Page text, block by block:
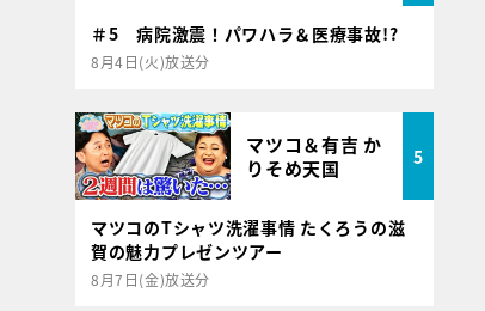
＃5 病院激震！パワハラ＆医療事故!?
8月4日(火)放送分
マツコ＆有吉 か
りそめ天国
5
マツコのTシャツ洗濯事情 たくろうの滋
賀の魅力プレゼンツアー
8月7日(金)放送分